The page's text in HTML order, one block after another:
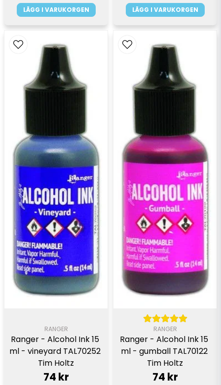
LÄGG I VARUKORGEN LÄGG I VARUKORGEN
RANGER
Ranger - Alcohol Ink 15
ml - vineyard TAL70252
Tim Holtz
74 kr
RANGER
Ranger - Alcohol Ink 15
ml - gumball TAL70122
Tim Holtz
74 kr